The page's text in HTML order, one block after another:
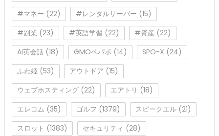
#マネー (22) #レンタルサーバー (15)
#副業 (23) #英語学習 (22) #資産 (22)
AI英会話(18) GMOペパボ (14) SPO-X (24)
ふわ姫 (53) アウトドア (15)
ウェブホスティング(22) エアトリ (18)
エレコム (35) ゴルフ (1379) スピークエル(21)
スロット (1383) セキュリティ (28)